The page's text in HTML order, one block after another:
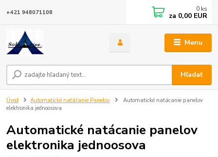
Menu
Hľadať
+421 948071108 0 ks
za 0,00 EUR
Úvod Automatické natáčanie Panelov
Automatické natácanie panelov
elektronika jednoosova
Automatické natácanie panelov
elektronika jednoosova